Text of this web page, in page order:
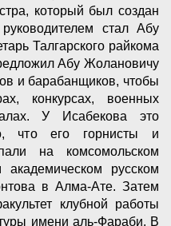
который был создан
стал Абу
Талгарского райкома
Абу Жолановичу
и барабанщиков, чтобы
конкурсах, военных
У Исабекова это
что его горнисты и
на комсомольском
русском
в Алма-Ате. Затем
клубной работы
имени аль-Фараби. В